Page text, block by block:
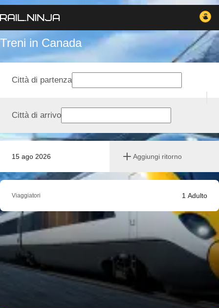
Treni in Canada
15 ago 2026 Aggiungi ritorno
Città di partenza
Città di arrivo
Viaggiatori 1 Adulto